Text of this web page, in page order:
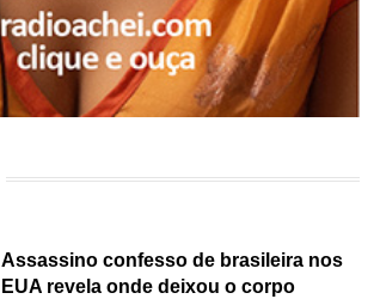
Assassino confesso de brasileira nos
EUA revela onde deixou o corpo